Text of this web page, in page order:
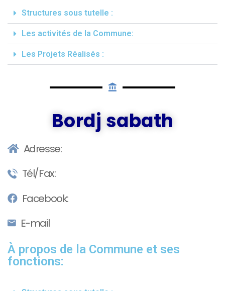
Structures sous tutelle :
Les activités de la Commune:
Les Projets Réalisés :
Bordj sabath
Adresse:
Tél/Fax:
Facebook:
E-mail
À propos de la Commune et ses
fonctions: